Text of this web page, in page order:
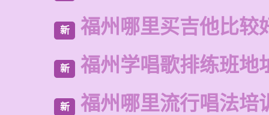
新 福州哪里买吉他比较
新 福州学唱歌排练班地
新 福州哪里流行唱法培